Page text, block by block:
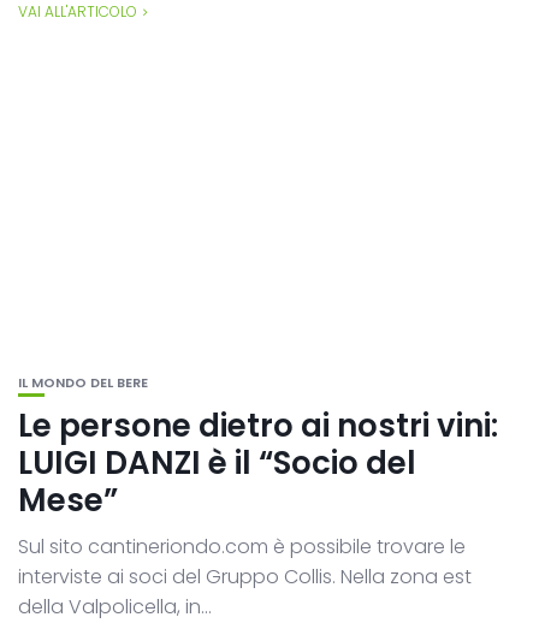
VAI ALL'ARTICOLO
IL MONDO DEL BERE
Le persone dietro ai nostri vini:
LUIGI DANZI è il “Socio del
Mese”
Sul sito cantineriondo.com è possibile trovare le
interviste ai soci del Gruppo Collis. Nella zona est
della Valpolicella, in...